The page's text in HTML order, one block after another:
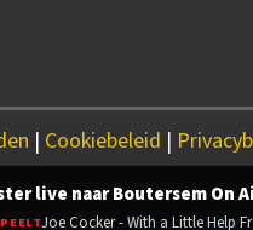
| Cookiebeleid |
live naar Boutersem On
Joe Cocker - With a Little Help